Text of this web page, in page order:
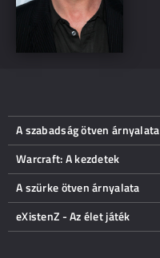
A szabadság ötven árnyalata
Warcraft: A kezdetek
A szürke ötven árnyalata
eXistenZ - Az élet játék